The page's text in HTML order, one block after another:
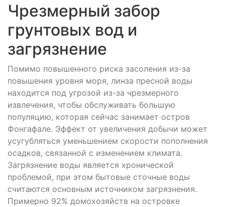
Чрезмерный забор
грунтовых вод и
загрязнение
Помимо повышенного риска засоления из-за
повышения уровня моря, линза пресной воды
находится под угрозой из-за чрезмерного
извлечения, чтобы обслуживать большую
популяцию, которая сейчас занимает остров
Фонгафале. Эффект от увеличения добычи может
усугубляться уменьшением скорости пополнения
осадков, связанной с изменением климата.
Загрязнение воды является хронической
проблемой, при этом бытовые сточные воды
считаются основным источником загрязнения.
Примерно 92% домохозяйств на островке